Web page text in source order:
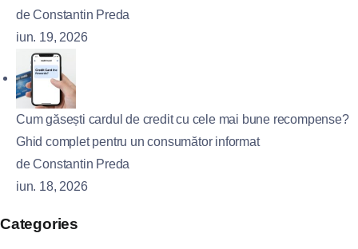
de Constantin Preda
iun. 19, 2026
Cum găsești cardul de credit cu cele mai bune recompense?
Ghid complet pentru un consumător informat
de Constantin Preda
iun. 18, 2026
Categories